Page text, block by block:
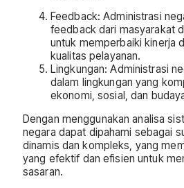
Feedback: Administrasi
feedback dari masyarakat
untuk memperbaiki kinerja
kualitas pelayanan.
Lingkungan: Administrasi
dalam lingkungan yang
ekonomi, sosial, dan
Dengan menggunakan analisa
negara dapat dipahami sebagai
dinamis dan kompleks, yang
yang efektif dan efisien untuk
sasaran.